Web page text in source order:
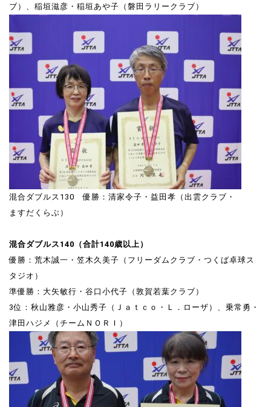
ブ）、稲垣滋彦・稲垣あや子（磐田ラリークラブ）
混合ダブルス130 優勝：清家令子・益田孝（出雲クラブ・
ますだくらぶ）
混合ダブルス140（合計140歳以上）
優勝：荒木誠一・笠木久美子（フリーダムクラブ・つくば卓球ス
タジオ）
準優勝：大矢敏行・谷口小代子（敦賀若葉クラブ）
3位：秋山雅彦・小山秀子（Ｊａｔｃｏ・Ｌ．ローザ）、乗常勇・
津田ハジメ（チームＮＯＲＩ）